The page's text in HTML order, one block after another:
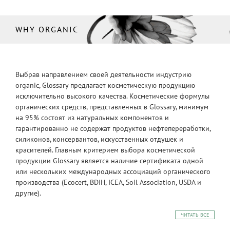
WHY ORGANIC
Выбрав направлением своей деятельности индустрию
organic, Glossary предлагает косметическую продукцию
исключительно высокого качества. Косметические формулы
органических средств, представленных в Glossary, минимум
на 95% состоят из натуральных компонентов и
гарантированно не содержат продуктов нефтепереработки,
силиконов, консервантов, искусственных отдушек и
красителей. Главным критерием выбора косметической
продукции Glossary является наличие сертификата одной
или нескольких международных ассоциаций органического
производства (Ecocert, BDIH, ICEA, Soil Association, USDA и
другие).
ЧИТАТЬ ВСЕ